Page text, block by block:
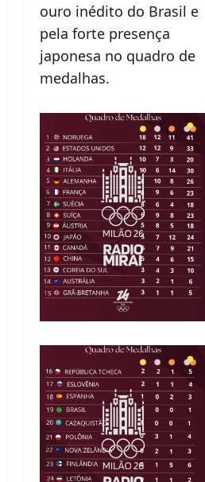
ouro inédito do Brasil e
pela forte presença
japonesa no quadro de
medalhas.